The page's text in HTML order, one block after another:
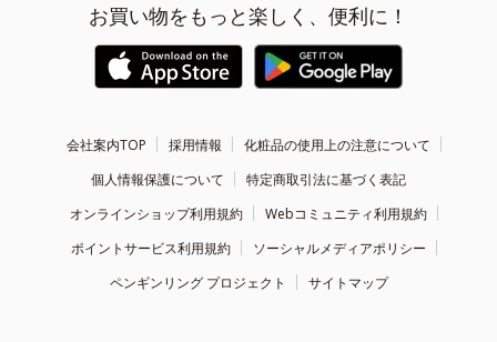
お買い物をもっと楽しく、便利に！
会社案内TOP 採用情報
化粧品の使用上の注意について
個人情報保護について
特定商取引法に基づく表記
オンラインショップ利用規約
Webコミュニティ利用規約
ポイントサービス利用規約
ソーシャルメディアポリシー
ペンギンリング プロジェクト
サイトマップ